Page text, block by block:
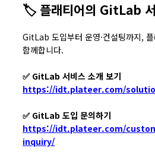
🏷️ 플래티어의 GitLab
GitLab 도입부터 운영·컨설팅까지,
함께합니다.
✅ GitLab 서비스 소개 보기
https://idt.plateer.com/
✅ GitLab 도입 문의하기
https://idt.plateer.com/
inquiry/